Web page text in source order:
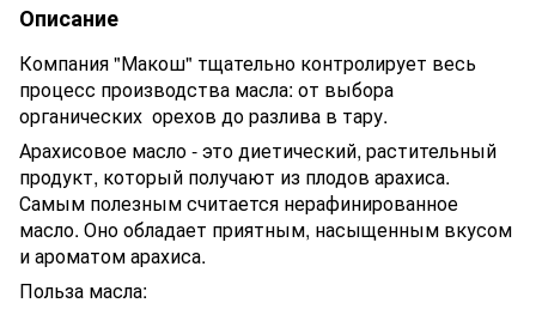
Описание
Компания "Макош" тщательно контролирует весь
процесс производства масла: от выбора
органических орехов до разлива в тару.
Арахисовое масло - это диетический, растительный
продукт, который получают из плодов арахиса.
Самым полезным считается нерафинированное
масло. Оно обладает приятным, насыщенным вкусом
и ароматом арахиса.
Польза масла: